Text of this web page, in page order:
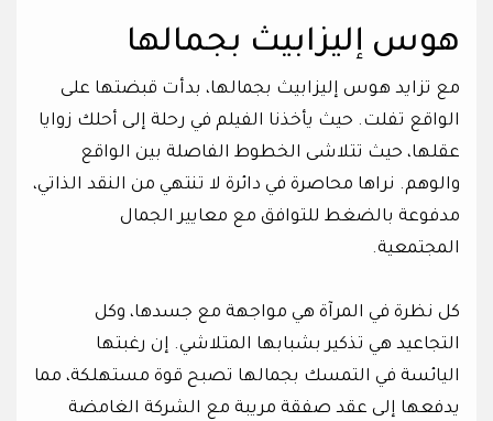
هوس إليزابيث بجمالها
مع تزايد هوس إليزابيث بجمالها، بدأت قبضتها على
الواقع تفلت. حيث يأخذنا الفيلم في رحلة إلى أحلك زوايا
عقلها، حيث تتلاشى الخطوط الفاصلة بين الواقع
والوهم. نراها محاصرة في دائرة لا تنتهي من النقد الذاتي،
مدفوعة بالضغط للتوافق مع معايير الجمال
المجتمعية.
كل نظرة في المرآة هي مواجهة مع جسدها، وكل
التجاعيد هي تذكير بشبابها المتلاشي. إن رغبتها
اليائسة في التمسك بجمالها تصبح قوة مستهلكة، مما
يدفعها إلى عقد صفقة مريبة مع الشركة الغامضة